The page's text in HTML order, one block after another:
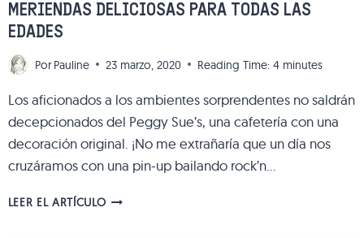
MERIENDAS DELICIOSAS PARA TODAS LAS
EDADES
Por Pauline 23 marzo, 2020 Reading Time: 4 minutes
Los aficionados a los ambientes sorprendentes no saldrán
decepcionados del Peggy Sue’s, una cafetería con una
decoración original. ¡No me extrañaría que un día nos
cruzáramos con una pin-up bailando rock’n…
LEER EL ARTÍCULOPEGGY